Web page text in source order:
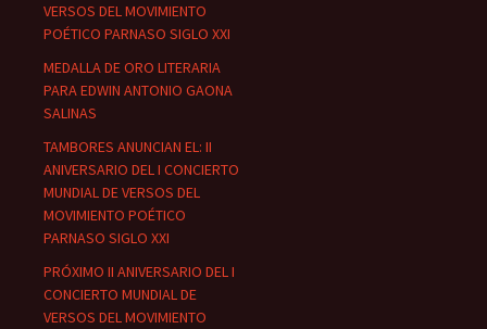
VERSOS DEL MOVIMIENTO
POÉTICO PARNASO SIGLO XXI
MEDALLA DE ORO LITERARIA
PARA EDWIN ANTONIO GAONA
SALINAS
TAMBORES ANUNCIAN EL: II
ANIVERSARIO DEL I CONCIERTO
MUNDIAL DE VERSOS DEL
MOVIMIENTO POÉTICO
PARNASO SIGLO XXI
PRÓXIMO II ANIVERSARIO DEL I
CONCIERTO MUNDIAL DE
VERSOS DEL MOVIMIENTO